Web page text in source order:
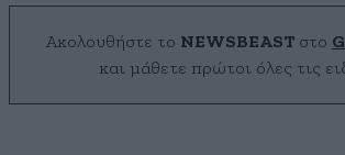
Ακολουθήστε το NEWSBEAST στο
και μάθετε πρώτοι όλες τις